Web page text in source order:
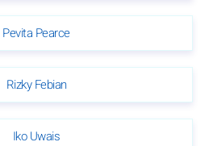
Pevita Pearce
Rizky Febian
Iko Uwais